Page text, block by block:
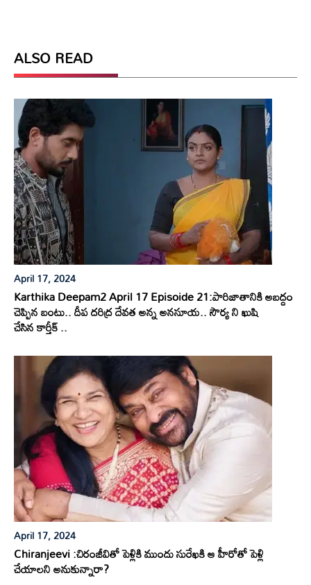
ALSO READ
April 17, 2024
Karthika Deepam2 April 17 Episoide 21:పారిజాతానికి అబద్దం
చెప్పిన బంటు.. దీప దరిద్ర దేవత అన్న అనసూయ.. సౌర్య ని ఖుషి
చేసిన కార్తీక్ ..
April 17, 2024
Chiranjeevi :చిరంజీవితో పెళ్లికి ముందు సురేఖకి ఆ హీరోతో పెళ్లి
చేయాలని అనుకున్నారా?